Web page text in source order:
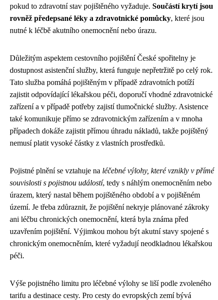
pokud to zdravotní stav pojištěného vyžaduje. Součástí krytí jsou
rovněž předepsané léky a zdravotnické pomůcky, které jsou
nutné k léčbě akutního onemocnění nebo úrazu.
Důležitým aspektem cestovního pojištění České spořitelny je
dostupnost asistenční služby, která funguje nepřetržitě po celý rok.
Tato služba pomáhá pojištěným v případě zdravotních potíží
zajistit odpovídající lékařskou péči, doporučí vhodné zdravotnické
zařízení a v případě potřeby zajistí tlumočnické služby. Asistence
také komunikuje přímo se zdravotnickým zařízením a v mnoha
případech dokáže zajistit přímou úhradu nákladů, takže pojištěný
nemusí platit vysoké částky z vlastních prostředků.
Pojistné plnění se vztahuje na léčebné výlohy, které vznikly v přímé
souvislosti s pojistnou událostí, tedy s náhlým onemocněním nebo
úrazem, který nastal během pojištěného období a v pojištěném
území. Je třeba zdůraznit, že pojištění nekryje plánované zákroky
ani léčbu chronických onemocnění, která byla známa před
uzavřením pojištění. Výjimkou mohou být akutní stavy spojené s
chronickým onemocněním, které vyžadují neodkladnou lékařskou
péči.
Výše pojistného limitu pro léčebné výlohy se liší podle zvoleného
tarifu a destinace cesty. Pro cesty do evropských zemí bývá